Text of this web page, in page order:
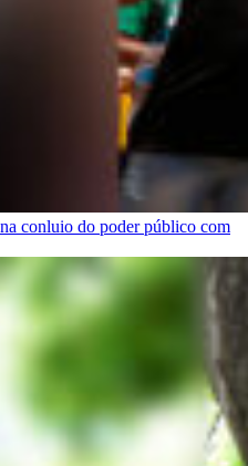
conluio do poder público com